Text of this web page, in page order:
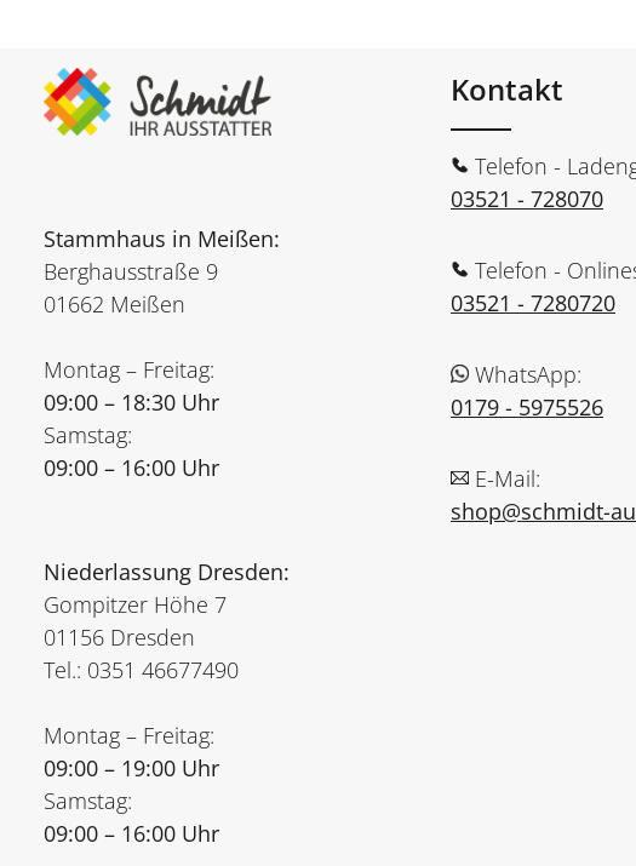
Stammhaus in Meißen:
Berghausstraße 9
01662 Meißen
Montag – Freitag:
09:00 – 18:30 Uhr
Samstag:
09:00 – 16:00 Uhr
Niederlassung Dresden:
Gompitzer Höhe 7
01156 Dresden
Tel.: 0351 46677490
Montag – Freitag:
09:00 – 19:00 Uhr
Samstag:
09:00 – 16:00 Uhr
Kontakt
Telefon -
03521 - 728070
Telefon -
03521 - 7280720
WhatsApp:
0179 - 5975526
E-Mail:
shop@schmidt-